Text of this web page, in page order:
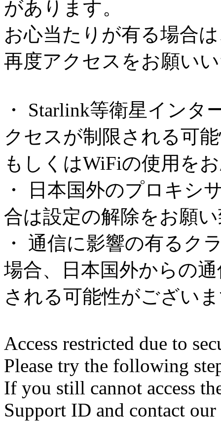
があります。
お心当たりが有る場合
再度アクセスをお願い
・ Starlink等衛星イン
クセスが制限される可
もしくはWiFiの使用を
・ 日本国外のプロキシ
合は設定の解除をお願
・ 通信に影響の有るク
場合、日本国外からの
される可能性がござい
Access restricted due to
Please try the following
If you still cannot access
Support ID and contact